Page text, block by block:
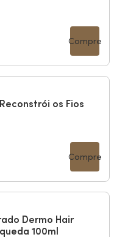
Compre
os Fios
Compre
Dermo Hair
100ml